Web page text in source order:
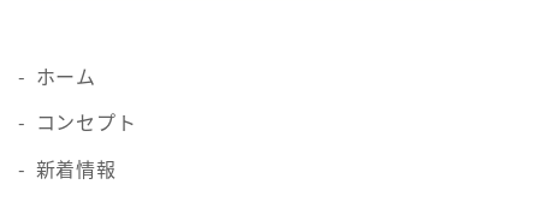
ホーム
コンセプト
新着情報